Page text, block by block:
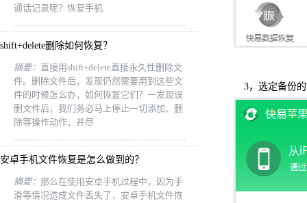
通话记录呢？恢复手机
shift+delete删除如何恢复？
摘要： 直接用shift+delete直接永久性删除文
件。删除文件后，发现仍然需要用到这些文
件的时候怎么办，如何恢复它们？一发现误
删文件后，我们务必马上停止一切添加、删
除等操作动作，并尽
安卓手机文件恢复是怎么做到的？
摘要： 那么在使用安卓手机过程中，因为手
滑等情况造成文件丢失了，安卓手机文件恢
3，选定备份